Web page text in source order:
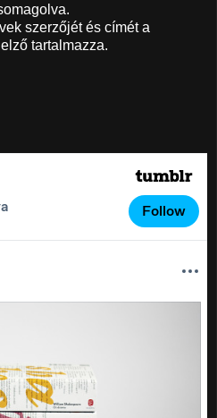
szerzőjét és címét a
tartalmazza.